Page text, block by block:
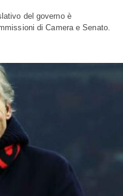
del governo è
di Camera e Senato.